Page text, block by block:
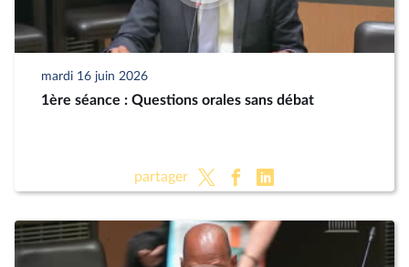
mardi 16 juin 2026
1ère séance : Questions orales sans débat
partager